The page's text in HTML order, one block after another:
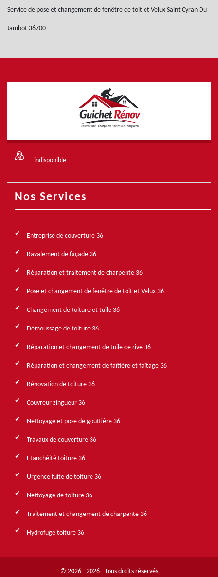
Service de pose et changement de fenêtre de toit et Velux Saint Cyran Du
Jambot 36700
indisponible
Nos Services
Entreprise de couverture 36
Ravalement de façade 36
Réparation et traitement de charpente 36
Pose et changement de fenêtre de toit et Velux 36
Changement de toiture et tuile 36
Démoussage de toiture 36
Réparation et changement de tuile de rive 36
Réparation et changement de faîtière et faîtage 36
Rénovation de toiture 36
Couvreur zingueur 36
Nettoyage et pose de gouttière 36
Travaux de couverture 36
Etanchéité toiture 36
Urgence fuite de toiture 36
Nettoyage de toiture 36
Traitement et changement de charpente 36
Hydrofuge toiture 36
© 2026 - 2026 - Tous droits réservés